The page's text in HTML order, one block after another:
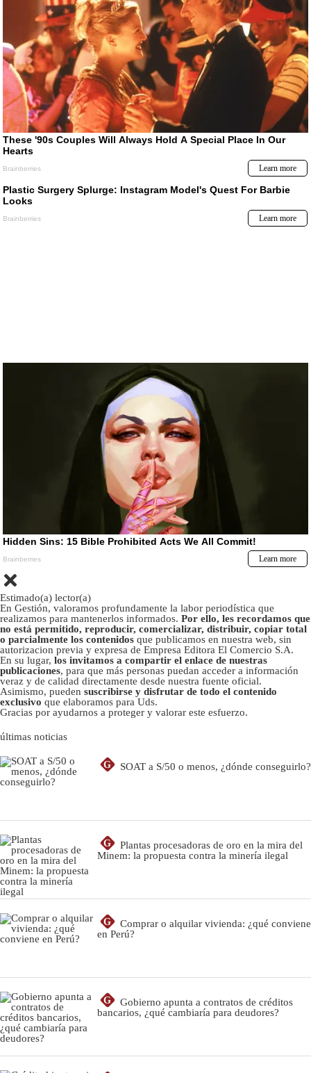
Estimado(a) lector(a)
En Gestión, valoramos profundamente la labor periodística que
realizamos para mantenerlos informados. Por ello, les recordamos que
no está permitido, reproducir, comercializar, distribuir, copiar total
o parcialmente los contenidos que publicamos en nuestra web, sin
autorizacion previa y expresa de Empresa Editora El Comercio S.A.
En su lugar, los invitamos a compartir el enlace de nuestras
publicaciones, para que más personas puedan acceder a información
veraz y de calidad directamente desde nuestra fuente oficial.
Asimismo, pueden suscribirse y disfrutar de todo el contenido
exclusivo que elaboramos para Uds.
Gracias por ayudarnos a proteger y valorar este esfuerzo.
últimas noticias
G SOAT a S/50 o menos, ¿dónde conseguirlo?
G
Plantas procesadoras de oro en la mira del
Minem: la propuesta contra la minería ilegal
G
Comprar o alquilar vivienda: ¿qué conviene
en Perú?
G
Gobierno apunta a contratos de créditos
bancarios, ¿qué cambiaría para deudores?